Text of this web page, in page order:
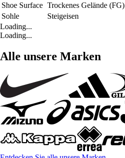
Shoe Surface Trockenes Gelände (FG)
Sohle
Steigeisen
Loading...
Loading...
Alle unsere Marken